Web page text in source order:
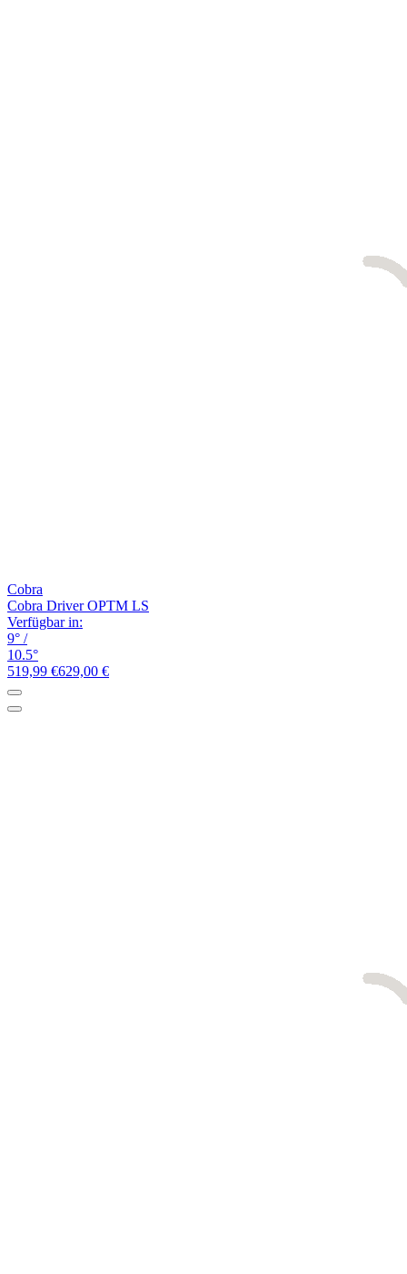
Cobra
Cobra Driver OPTM LS
Verfügbar in:
9° /
10.5°
519,99 €629,00 €